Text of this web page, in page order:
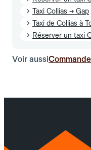
Taxi Collias → Gap
Taxi de Collias à
Réserver un taxi
Voir aussi